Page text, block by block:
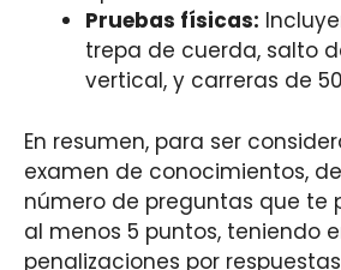
Pruebas físicas:
trepa de cuerda, salto
vertical, y carreras de
En resumen, para ser
examen de conocimientos,
número de preguntas que te
al menos 5 puntos, teniendo
penalizaciones por